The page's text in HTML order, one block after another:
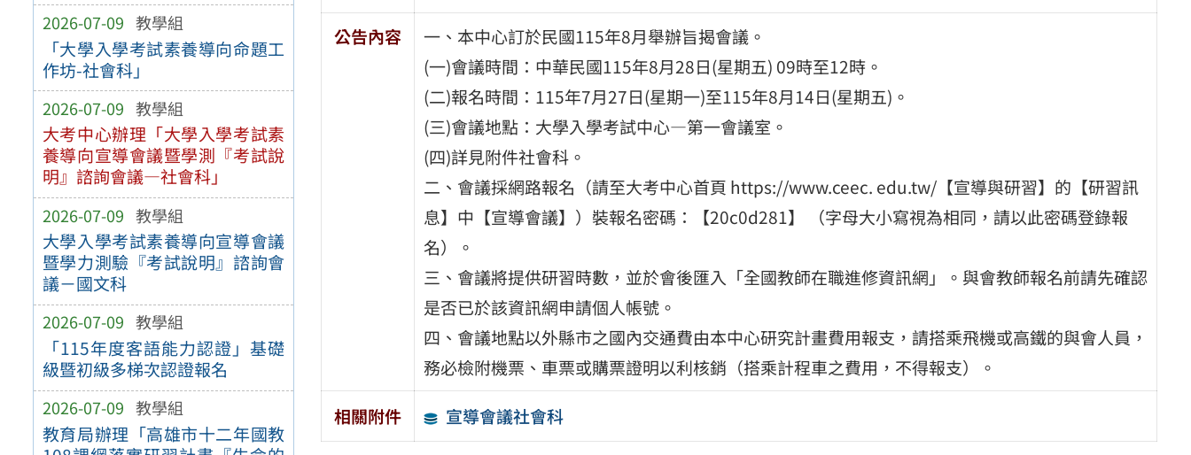
2026-07-09 教學組
「大學入學考試素養導向命題工
作坊-社會科」
2026-07-09 教學組
大考中心辦理「大學入學考試素
養導向宣導會議暨學測『考試說
明』諮詢會議—社會科」
2026-07-09 教學組
大學入學考試素養導向宣導會議
暨學力測驗『考試說明』諮詢會
議－國文科
2026-07-09 教學組
「115年度客語能力認證」基礎
級暨初級多梯次認證報名
2026-07-09 教學組
教育局辦理「高雄市十二年國教
公告內容
一、本中心訂於民國115年8月舉辦旨揭會議。
(一)會議時間：中華民國115年8月28日(星期五) 09時至12時。
(二)報名時間：115年7月27日(星期一)至115年8月14日(星期五)。
(三)會議地點：大學入學考試中心—第一會議室。
(四)詳見附件社會科。
二、會議採網路報名（請至大考中心首頁 https://www.ceec. edu.tw/【宣導與研習】的【研習訊
息】中【宣導會議】）裝報名密碼：【20c0d281】 （字母大小寫視為相同，請以此密碼登錄報
名）。
三、會議將提供研習時數，並於會後匯入「全國教師在職進修資訊網」。與會教師報名前請先確認
是否已於該資訊網申請個人帳號。
四、會議地點以外縣市之國內交通費由本中心研究計畫費用報支，請搭乘飛機或高鐵的與會人員，
務必檢附機票、車票或購票證明以利核銷（搭乘計程車之費用，不得報支）。
相關附件
宣導會議社會科